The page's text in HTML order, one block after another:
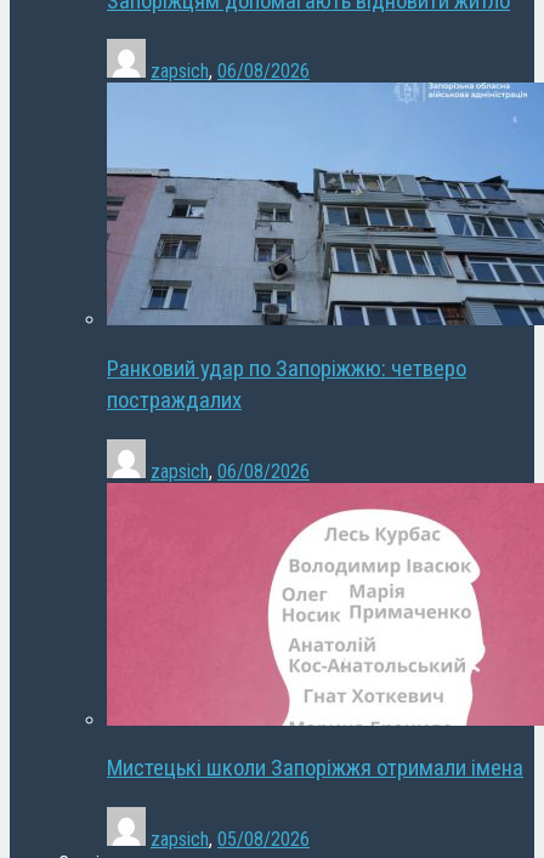
zapsich, 06/08/2026
Ранковий удар по Запоріжжю: четверо
постраждалих
zapsich, 06/08/2026
Мистецькі школи Запоріжжя отримали імена
zapsich, 05/08/2026